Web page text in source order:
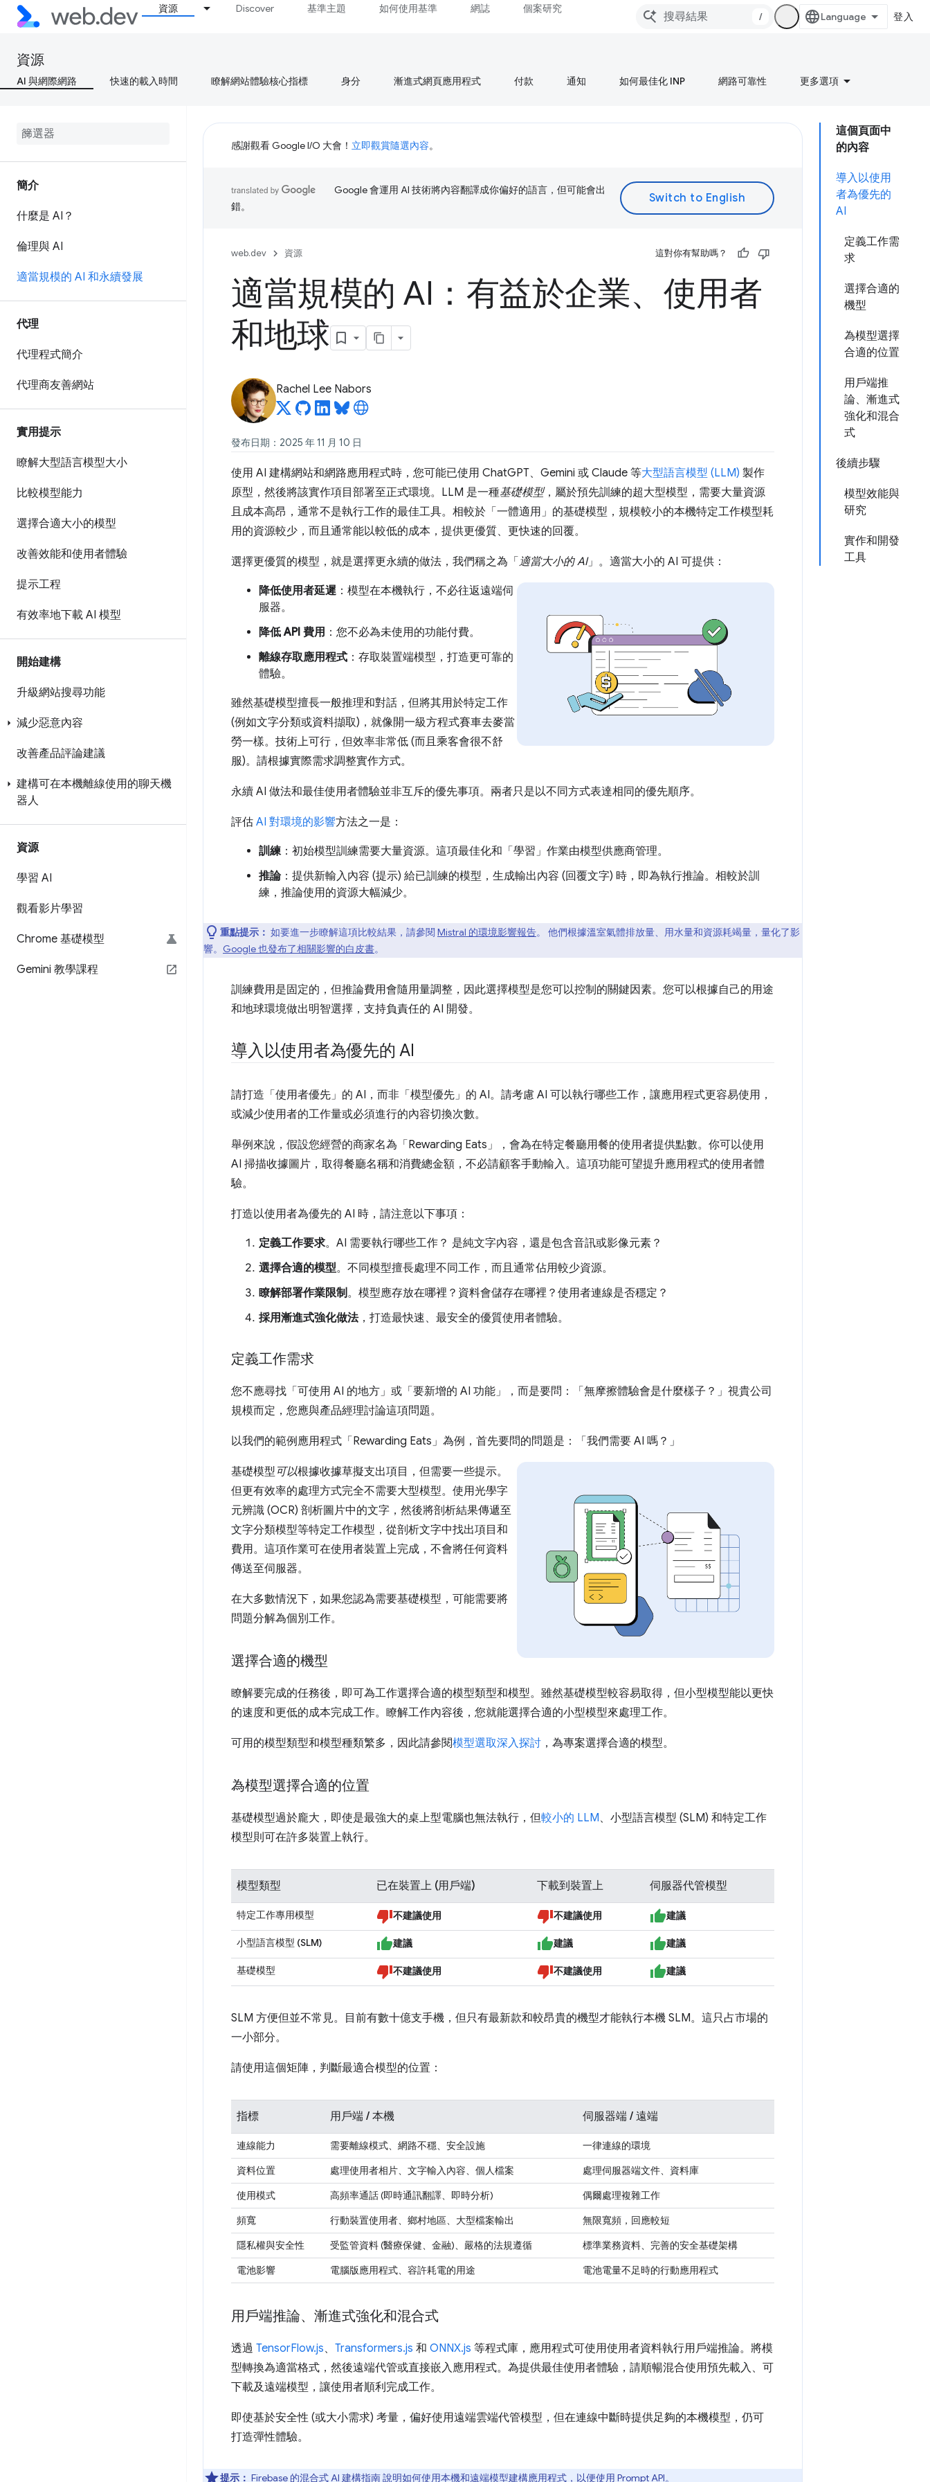
資源 Discover 基準主題 如何使用基準 網誌 個案研究
/ 登入
資源
AI 與網際網路 快速的載入時間 瞭解網站體驗核心指標 身分 漸進式網頁應用程式 付款 通知 如何最佳化 INP 網路可靠性 更多選項
簡介
什麼是 AI？
倫理與 AI
適當規模的 AI 和永續發展
代理
代理程式簡介
代理商友善網站
實用提示
瞭解大型語言模型大小
比較模型能力
選擇合適大小的模型
改善效能和使用者體驗
提示工程
有效率地下載 AI 模型
開始建構
升級網站搜尋功能
減少惡意內容
改善產品評論建議
建構可在本機離線使用的聊天機
器人
資源
學習 AI
觀看影片學習
Chrome 基礎模型
Gemini 教學課程
這個頁面中
的內容
導入以使用
者為優先的
AI
定義工作需
求
選擇合適的
機型
為模型選擇
合適的位置
用戶端推
論、漸進式
強化和混合
式
後續步驟
模型效能與
研究
實作和開發
工具
感謝觀看 Google I/O 大會！ 立即觀賞隨選內容。
Google 會運用 AI 技術將內容翻譯成你偏好的語言，但可能會出
錯。
web.dev 資源 這對你有幫助嗎？
適當規模的 AI：有益於企業、使用者
和地球
Rachel Lee Nabors
發布日期：2025 年 11 月 10 日
使用 AI 建構網站和網路應用程式時，您可能已使用 ChatGPT、Gemini 或 Claude 等大型語言模型 (LLM) 製作
原型，然後將該實作項目部署至正式環境。LLM 是一種基礎模型，屬於預先訓練的超大型模型，需要大量資源
且成本高昂，通常不是執行工作的最佳工具。相較於「一體適用」的基礎模型，規模較小的本機特定工作模型耗
用的資源較少，而且通常能以較低的成本，提供更優質、更快速的回覆。
選擇更優質的模型，就是選擇更永續的做法，我們稱之為「 適當大小的 AI」。適當大小的 AI 可提供：
降低使用者延遲 ：模型在本機執行，不必往返遠端伺
服器。
降低 API 費用 ：您不必為未使用的功能付費。
離線存取應用程式 ：存取裝置端模型，打造更可靠的
體驗。
雖然基礎模型擅長一般推理和對話，但將其用於特定工作
(例如文字分類或資料擷取)，就像開一級方程式賽車去麥當
勞一樣。技術上可行，但效率非常低 (而且乘客會很不舒
服)。請根據實際需求調整實作方式。
永續 AI 做法和最佳使用者體驗並非互斥的優先事項。兩者只是以不同方式表達相同的優先順序。
評估 AI 對環境的影響方法之一是：
訓練：初始模型訓練需要大量資源。這項最佳化和「學習」作業由模型供應商管理。
推論：提供新輸入內容 (提示) 給已訓練的模型，生成輸出內容 (回覆文字) 時，即為執行推論。相較於訓
練，推論使用的資源大幅減少。
重點提示： 如要進一步瞭解這項比較結果，請參閱 Mistral 的環境影響報告。 他們根據溫室氣體排放量、用水量和資源耗竭量，量化了影
響。 Google 也發布了相關影響的白皮書。
訓練費用是固定的，但推論費用會隨用量調整，因此選擇模型是您可以控制的關鍵因素。您可以根據自己的用途
和地球環境做出明智選擇，支持負責任的 AI 開發。
導入以使用者為優先的 AI
請打造「使用者優先」的 AI，而非「模型優先」的 AI。請考慮 AI 可以執行哪些工作，讓應用程式更容易使用，
或減少使用者的工作量或必須進行的內容切換次數。
舉例來說，假設您經營的商家名為「Rewarding Eats」，會為在特定餐廳用餐的使用者提供點數。你可以使用
AI 掃描收據圖片，取得餐廳名稱和消費總金額，不必請顧客手動輸入。這項功能可望提升應用程式的使用者體
驗。
打造以使用者為優先的 AI 時，請注意以下事項：
定義工作要求。AI 需要執行哪些工作？ 是純文字內容，還是包含音訊或影像元素？
選擇合適的模型。不同模型擅長處理不同工作，而且通常佔用較少資源。
瞭解部署作業限制。模型應存放在哪裡？資料會儲存在哪裡？使用者連線是否穩定？
採用漸進式強化做法，打造最快速、最安全的優質使用者體驗。
定義工作需求
您不應尋找「可使用 AI 的地方」或「要新增的 AI 功能」，而是要問：「無摩擦體驗會是什麼樣子？」視貴公司
規模而定，您應與產品經理討論這項問題。
以我們的範例應用程式「Rewarding Eats」為例，首先要問的問題是：「我們需要 AI 嗎？」
基礎模型 可以根據收據草擬支出項目，但需要一些提示。
但更有效率的處理方式完全不需要大型模型。使用光學字
元辨識 (OCR) 剖析圖片中的文字，然後將剖析結果傳遞至
文字分類模型等特定工作模型，從剖析文字中找出項目和
費用。這項作業可在使用者裝置上完成，不會將任何資料
傳送至伺服器。
在大多數情況下，如果您認為需要基礎模型，可能需要將
問題分解為個別工作。
選擇合適的機型
瞭解要完成的任務後，即可為工作選擇合適的模型類型和模型。雖然基礎模型較容易取得，但小型模型能以更快
的速度和更低的成本完成工作。瞭解工作內容後，您就能選擇合適的小型模型來處理工作。
可用的模型類型和模型種類繁多，因此請參閱模型選取深入探討 ，為專案選擇合適的模型。
為模型選擇合適的位置
基礎模型過於龐大，即使是最強大的桌上型電腦也無法執行，但較小的 LLM、小型語言模型 (SLM) 和特定工作
模型則可在許多裝置上執行。
模型類型 已在裝置上 (用戶端) 下載到裝置上 伺服器代管模型
特定工作專用模型 不建議使用 不建議使用 建議
小型語言模型 (SLM) 建議 建議 建議
基礎模型 不建議使用 不建議使用 建議
SLM 方便但並不常見。目前有數十億支手機，但只有最新款和較昂貴的機型才能執行本機 SLM。這只占市場的
一小部分。
請使用這個矩陣，判斷最適合模型的位置：
指標 用戶端 / 本機 伺服器端 / 遠端
連線能力 需要離線模式、網路不穩、安全設施
一律連線的環境
資料位置
處理使用者相片、文字輸入內容、個人檔案
處理伺服器端文件、資料庫
使用模式
高頻率通話 (即時通訊翻譯、即時分析)
偶爾處理複雜工作
頻寬
行動裝置使用者、鄉村地區、大型檔案輸出
無限寬頻，回應較短
隱私權與安全性
受監管資料 (醫療保健、金融)、嚴格的法規遵循
標準業務資料、完善的安全基礎架構
電池影響
電腦版應用程式、容許耗電的用途 電池電量不足時的行動應用程式
用戶端推論、漸進式強化和混合式
透過 TensorFlow.js、 Transformers.js 和 ONNX.js 等程式庫，應用程式可使用使用者資料執行用戶端推論。將模
型轉換為適當格式，然後遠端代管或直接嵌入應用程式。為提供最佳使用者體驗，請順暢混合使用預先載入、可
下載及遠端模型，讓使用者順利完成工作。
即使基於安全性 (或大小需求) 考量，偏好使用遠端雲端代管模型，但在連線中斷時提供足夠的本機模型，仍可
打造彈性體驗。
提示： Firebase 的混合式 AI 建構指南說明如何使用本機和遠端模型建構應用程式，以便使用 Prompt API。